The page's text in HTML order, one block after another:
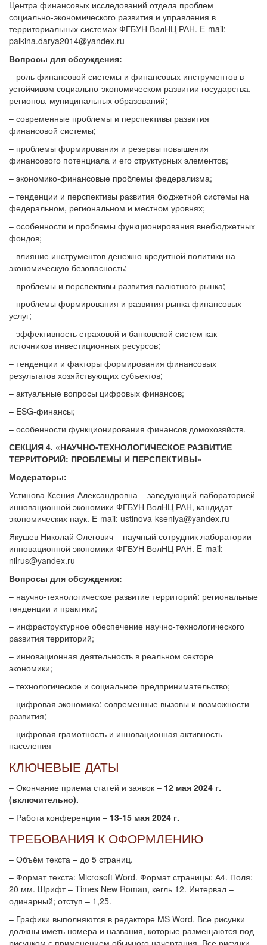
Центра финансовых исследований отдела проблем
социально-экономического развития и управления в
территориальных системах ФГБУН ВолНЦ РАН. E-mail:
palkina.darya2014@yandex.ru
Вопросы для обсуждения:
– роль финансовой системы и финансовых инструментов в
устойчивом социально-экономическом развитии государства,
регионов, муниципальных образований;
– современные проблемы и перспективы развития
финансовой системы;
– проблемы формирования и резервы повышения
финансового потенциала и его структурных элементов;
– экономико-финансовые проблемы федерализма;
– тенденции и перспективы развития бюджетной системы на
федеральном, региональном и местном уровнях;
– особенности и проблемы функционирования внебюджетных
фондов;
– влияние инструментов денежно-кредитной политики на
экономическую безопасность;
– проблемы и перспективы развития валютного рынка;
– проблемы формирования и развития рынка финансовых
услуг;
– эффективность страховой и банковской систем как
источников инвестиционных ресурсов;
– тенденции и факторы формирования финансовых
результатов хозяйствующих субъектов;
– актуальные вопросы цифровых финансов;
– ESG-финансы;
– особенности функционирования финансов домохозяйств.
СЕКЦИЯ 4. «НАУЧНО-ТЕХНОЛОГИЧЕСКОЕ РАЗВИТИЕ
ТЕРРИТОРИЙ: ПРОБЛЕМЫ И ПЕРСПЕКТИВЫ»
Модераторы:
Устинова Ксения Александровна – заведующий лабораторией
инновационной экономики ФГБУН ВолНЦ РАН, кандидат
экономических наук. E-mail: ustinova-kseniya@yandex.ru
Якушев Николай Олегович – научный сотрудник лаборатории
инновационной экономики ФГБУН ВолНЦ РАН. E-mail:
nilrus@yandex.ru
Вопросы для обсуждения:
– научно-технологическое развитие территорий: региональные
тенденции и практики;
– инфраструктурное обеспечение научно-технологического
развития территорий;
– инновационная деятельность в реальном секторе
экономики;
– технологическое и социальное предпринимательство;
– цифровая экономика: современные вызовы и возможности
развития;
– цифровая грамотность и инновационная активность
населения
КЛЮЧЕВЫЕ ДАТЫ
– Окончание приема статей и заявок – 12 мая 2024 г.
(включительно).
– Работа конференции – 13-15 мая 2024 г.
ТРЕБОВАНИЯ К ОФОРМЛЕНИЮ
– Объём текста – до 5 страниц.
– Формат текста: Microsoft Word. Формат страницы: А4. Поля:
20 мм. Шрифт – Times New Roman, кегль 12. Интервал –
одинарный; отступ – 1,25.
– Графики выполняются в редакторе MS Word. Все рисунки
должны иметь номера и названия, которые размещаются под
рисунком с применением обычного начертания. Все рисунки